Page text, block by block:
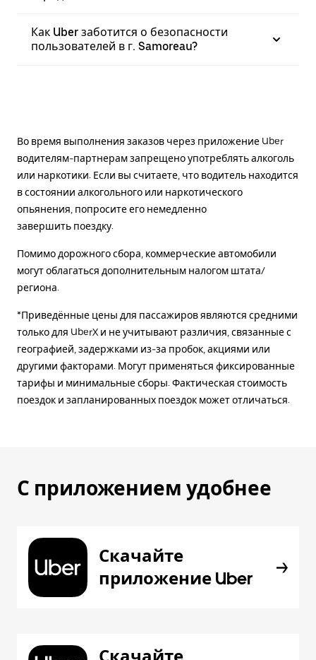
Как Uber заботится о безопасности
пользователей в г. Samoreau?
Во время выполнения заказов через приложение Uber
водителям-партнерам запрещено употреблять алкоголь
или наркотики. Если вы считаете, что водитель находится
в состоянии алкогольного или наркотического
опьянения, попросите его немедленно
завершить поездку.
Помимо дорожного сбора, коммерческие автомобили
могут облагаться дополнительным налогом штата/
региона.
*Приведённые цены для пассажиров являются средними
только для UberX и не учитывают различия, связанные с
географией, задержками из-за пробок, акциями или
другими факторами. Могут применяться фиксированные
тарифы и минимальные сборы. Фактическая стоимость
поездок и запланированных поездок может отличаться.
С приложением удобнее
Скачайте
приложение Uber